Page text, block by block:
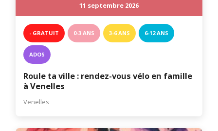
11 septembre 2026
- GRATUIT 0-3 ANS 3-6 ANS 6-12 ANS
ADOS
Roule ta ville : rendez-vous vélo en famille
à Venelles
Venelles